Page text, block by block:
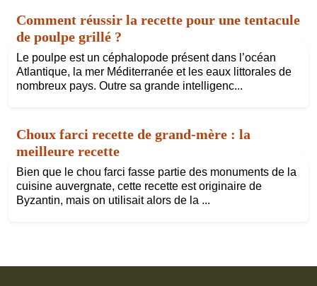
Comment réussir la recette pour une tentacule
de poulpe grillé ?
Le poulpe est un céphalopode présent dans l’océan
Atlantique, la mer Méditerranée et les eaux littorales de
nombreux pays. Outre sa grande intelligenc...
Choux farci recette de grand-mère : la
meilleure recette
Bien que le chou farci fasse partie des monuments de la
cuisine auvergnate, cette recette est originaire de
Byzantin, mais on utilisait alors de la ...